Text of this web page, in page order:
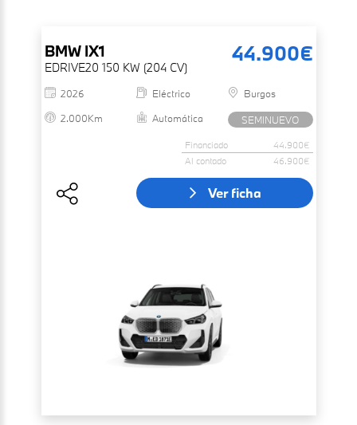
BMW IX1
EDRIVE20 150 KW (204 CV)
44.900€
2026 Eléctrico
Burgos
2.000Km
Automática SEMINUEVO
Financiado
44.900€
Al contado
46.900€
Ver ficha